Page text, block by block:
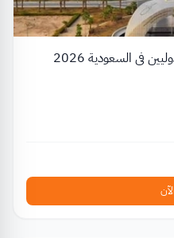
في السعودية 2026